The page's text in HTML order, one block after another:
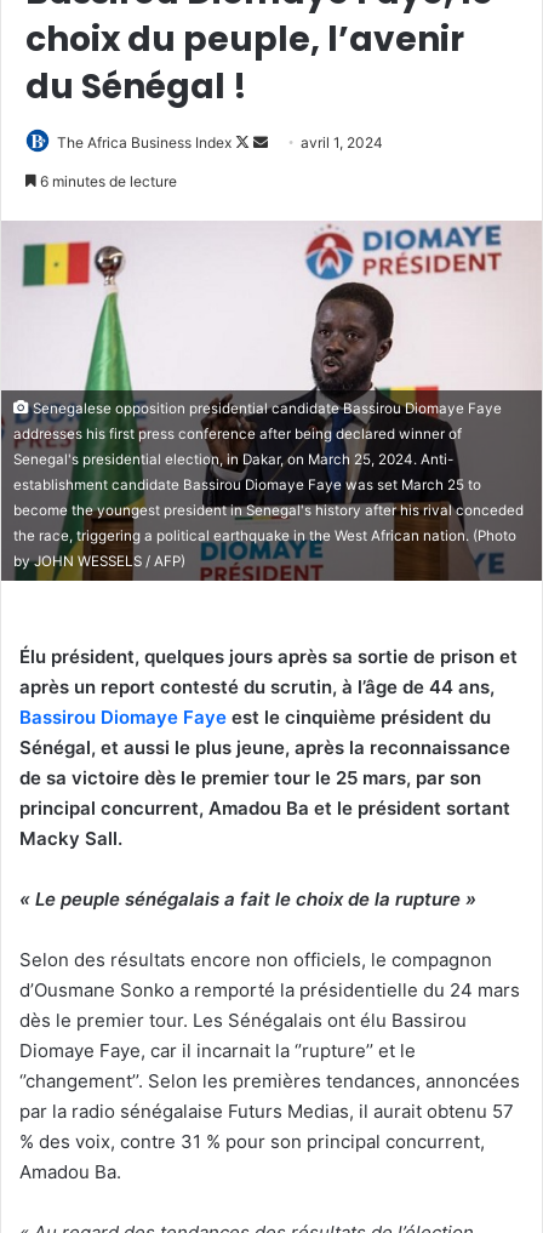
choix du peuple, l’avenir
du Sénégal !
The Africa Business Index
Follow
Envoyeravril 1, 2024
6 minutes de lecture
Senegalese opposition presidential candidate Bassirou Diomaye Faye
addresses his first press conference after being declared winner of
Senegal's presidential election, in Dakar, on March 25, 2024. Anti-
establishment candidate Bassirou Diomaye Faye was set March 25 to
become the youngest president in Senegal's history after his rival conceded
the race, triggering a political earthquake in the West African nation. (Photo
by JOHN WESSELS / AFP)
Élu président, quelques jours après sa sortie de prison et
après un report contesté du scrutin, à l’âge de 44 ans,
Bassirou Diomaye Faye est le cinquième président du
Sénégal, et aussi le plus jeune, après la reconnaissance
de sa victoire dès le premier tour le 25 mars, par son
principal concurrent, Amadou Ba et le président sortant
Macky Sall.
« Le peuple sénégalais a fait le choix de la rupture »
Selon des résultats encore non officiels, le compagnon
d’Ousmane Sonko a remporté la présidentielle du 24 mars
dès le premier tour. Les Sénégalais ont élu Bassirou
Diomaye Faye, car il incarnait la ‘’rupture’’ et le
‘’changement’’. Selon les premières tendances, annoncées
par la radio sénégalaise Futurs Medias, il aurait obtenu 57
% des voix, contre 31 % pour son principal concurrent,
Amadou Ba.